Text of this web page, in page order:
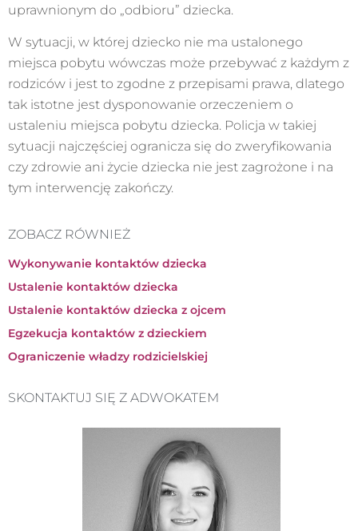
uprawnionym do „odbioru” dziecka.
W sytuacji, w której dziecko nie ma ustalonego
miejsca pobytu wówczas może przebywać z każdym z
rodziców i jest to zgodne z przepisami prawa, dlatego
tak istotne jest dysponowanie orzeczeniem o
ustaleniu miejsca pobytu dziecka. Policja w takiej
sytuacji najczęściej ogranicza się do zweryfikowania
czy zdrowie ani życie dziecka nie jest zagrożone i na
tym interwencję zakończy.
ZOBACZ RÓWNIEŻ
Wykonywanie kontaktów dziecka
Ustalenie kontaktów dziecka
Ustalenie kontaktów dziecka z ojcem
Egzekucja kontaktów z dzieckiem
Ograniczenie władzy rodzicielskiej
SKONTAKTUJ SIĘ Z ADWOKATEM